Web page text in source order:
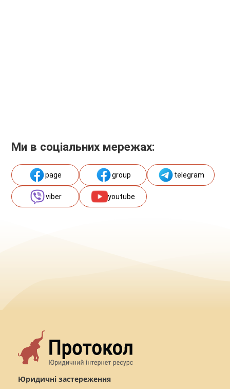
Ми в соціальних мережах:
page group telegram
viber youtube
Юридичні застереження